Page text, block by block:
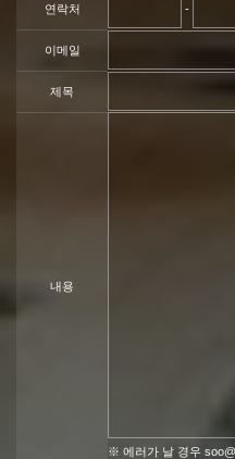
연락처 -
이메일
제목
내용
※ 에러가 날 경우